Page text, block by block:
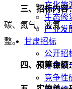
文化旅
生态修
产业发
甘肃招标
公开招
中标公
竞争性
三、招标内容
碳、氮气、液氮、
整。
四、预算金额